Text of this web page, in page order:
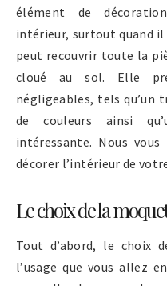
élément de
intérieur, surtout quand il
peut recouvrir toute la
cloué au sol. Elle
négligeables, tels qu’un
de couleurs ainsi
intéressante. Nous
décorer l’intérieur de
Le choix de la
Tout d’abord, le choix
l’usage que vous allez